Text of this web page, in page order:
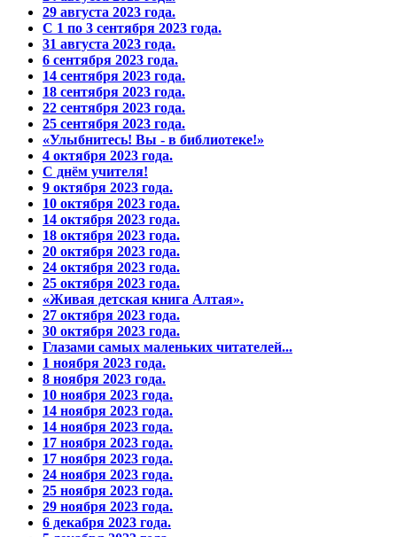
29 августа 2023 года.
С 1 по 3 сентября 2023 года.
31 августа 2023 года.
6 сентября 2023 года.
14 сентября 2023 года.
18 сентября 2023 года.
22 сентября 2023 года.
25 сентября 2023 года.
«Улыбнитесь! Вы - в библиотеке!»
4 октября 2023 года.
С днём учителя!
9 октября 2023 года.
10 октября 2023 года.
14 октября 2023 года.
18 октября 2023 года.
20 октября 2023 года.
24 октября 2023 года.
25 октября 2023 года.
«Живая детская книга Алтая».
27 октября 2023 года.
30 октября 2023 года.
Глазами самых маленьких читателей...
1 ноября 2023 года.
8 ноября 2023 года.
10 ноября 2023 года.
14 ноября 2023 года.
14 ноября 2023 года.
17 ноября 2023 года.
17 ноября 2023 года.
24 ноября 2023 года.
25 ноября 2023 года.
29 ноября 2023 года.
6 декабря 2023 года.